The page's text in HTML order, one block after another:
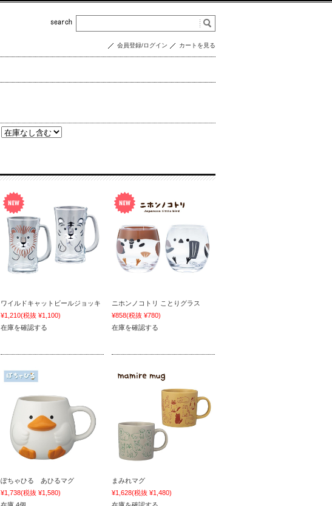
会員登録/ログイン カートを見る
ワイルドキャットビールジョッキ
¥1,210(税抜 ¥1,100)
在庫を確認する
ニホンノコトリ ことりグラス
¥858(税抜 ¥780)
在庫を確認する
ぽちゃひる あひるマグ
¥1,738(税抜 ¥1,580)
まみれマグ
¥1,628(税抜 ¥1,480)